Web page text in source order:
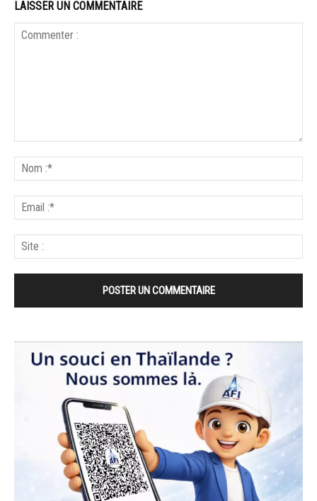
LAISSER UN COMMENTAIRE